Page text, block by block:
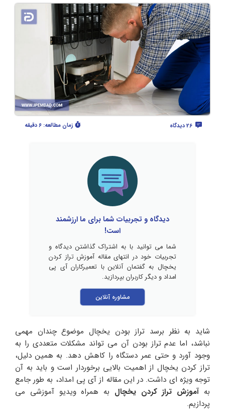
زمان مطالعه: 6 دقیقه
دیدگاه و تجربیات شما برای ما ارزشمند
است!
شما می توانید با به اشتراک گذاشتن دیدگاه و
تجربیات خود در انتهای مقاله آموزش تراز کردن
یخچال به گفتمان آنلاین با تعمیرکاران آی پی
امداد و دیگر کاربران بپردازید.
مشاوره آنلاین
شاید به نظر برسد تراز بودن یخچال موضوع چندان مهمی
نباشد، اما عدم تراز بودن آن می تواند مشکلات متعددی را به
وجود آورد و حتی عمر دستگاه را کاهش دهد. به همین دلیل،
تراز کردن یخچال از اهمیت بالایی برخوردار است و باید به آن
توجه ویژه ای داشت. در این مقاله از آی پی امداد، به طور جامع
به آموزش تراز کردن یخچال به همراه ویدیو آموزشی می
پردازیم.